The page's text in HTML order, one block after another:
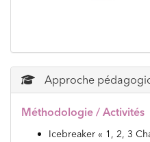
Approche
Méthodologie / Activités
Icebreaker « 1, 2, 3